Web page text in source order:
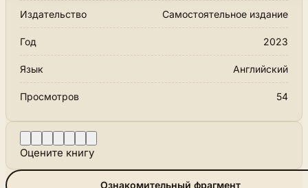
Издательство Самостоятельное издание
Год 2023
Язык Английский
Просмотров 54
Оцените книгу
Ознакомительный фрагмент